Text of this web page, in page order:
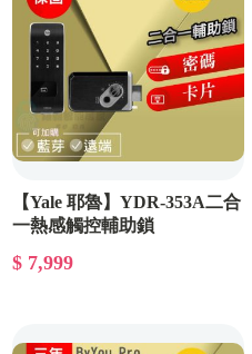
【Yale 耶魯】YDR-353A二合
一熱感觸控輔助鎖
$ 7,999